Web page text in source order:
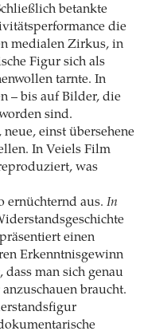
betankte
die
medialen Zirkus, in
Figur sich als
tarnte. In
– bis auf Bilder, die
sind.
einst übersehene
In Veiels Film
was
ernüchternd aus. In
präsentiert einen
Erkenntnisgewinn
man sich genau
braucht.